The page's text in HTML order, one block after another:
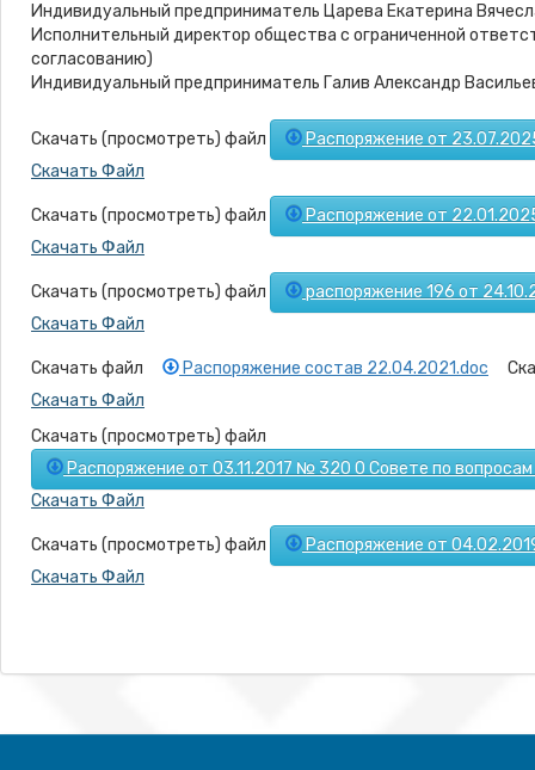
Индивидуальный предприниматель Царева Екатерина
Исполнительный директор общества с ограниченной
согласованию)
Индивидуальный предприниматель Галив Александр
Скачать (просмотреть) файл
Распоряжение от
Скачать Файл
Скачать (просмотреть) файл
Распоряжение от
Скачать Файл
Скачать (просмотреть) файл
распоряжение 196 от
Скачать Файл
Скачать файл Распоряжение состав 22.04.2021.doc
Скачать Файл
Скачать (просмотреть) файл
Распоряжение от 03.11.2017 № 320 О Совете по
Скачать Файл
Скачать (просмотреть) файл
Распоряжение от
Скачать Файл